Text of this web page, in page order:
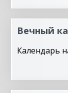
Вечный
Календарь